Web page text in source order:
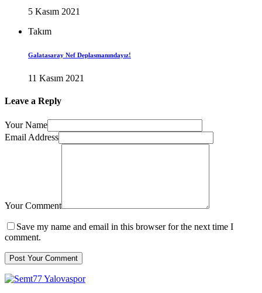
5 Kasım 2021
Takım
Galatasaray Nef Deplasmanındayız!
11 Kasım 2021
Leave a Reply
Your Name
Email Address
Your Comment
Save my name and email in this browser for the next time I
comment.